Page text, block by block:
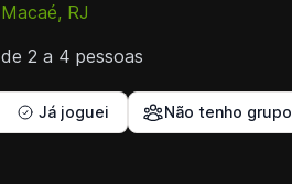
Macaé, RJ
de 2 a 4 pessoas
Já joguei Não tenho grupo